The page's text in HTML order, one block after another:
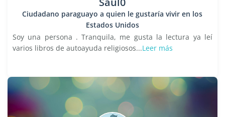
Ciudadano paraguayo a quien le gustaría vivir en los
Estados Unidos
Soy una persona . Tranquila, me gusta la lectura ya leí
varios libros de autoayuda religiosos...Leer más